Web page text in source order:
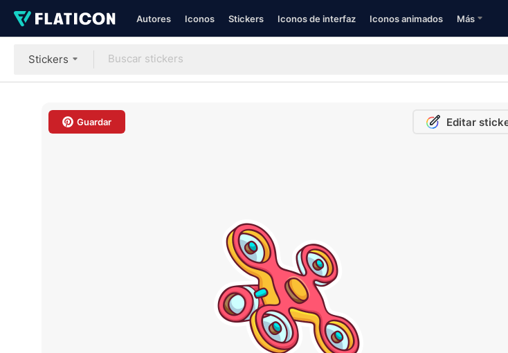
Autores Iconos Stickers Iconos de interfaz Iconos animados Más
Stickers
Guardar Editar